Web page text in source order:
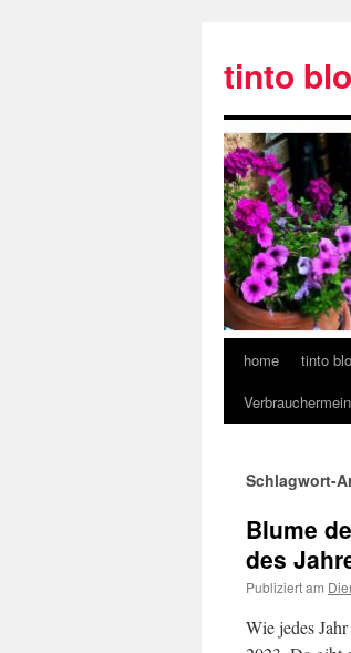
tinto
home tinto
Schlagwort-
Blume
des
Publiziert am
Wie jedes